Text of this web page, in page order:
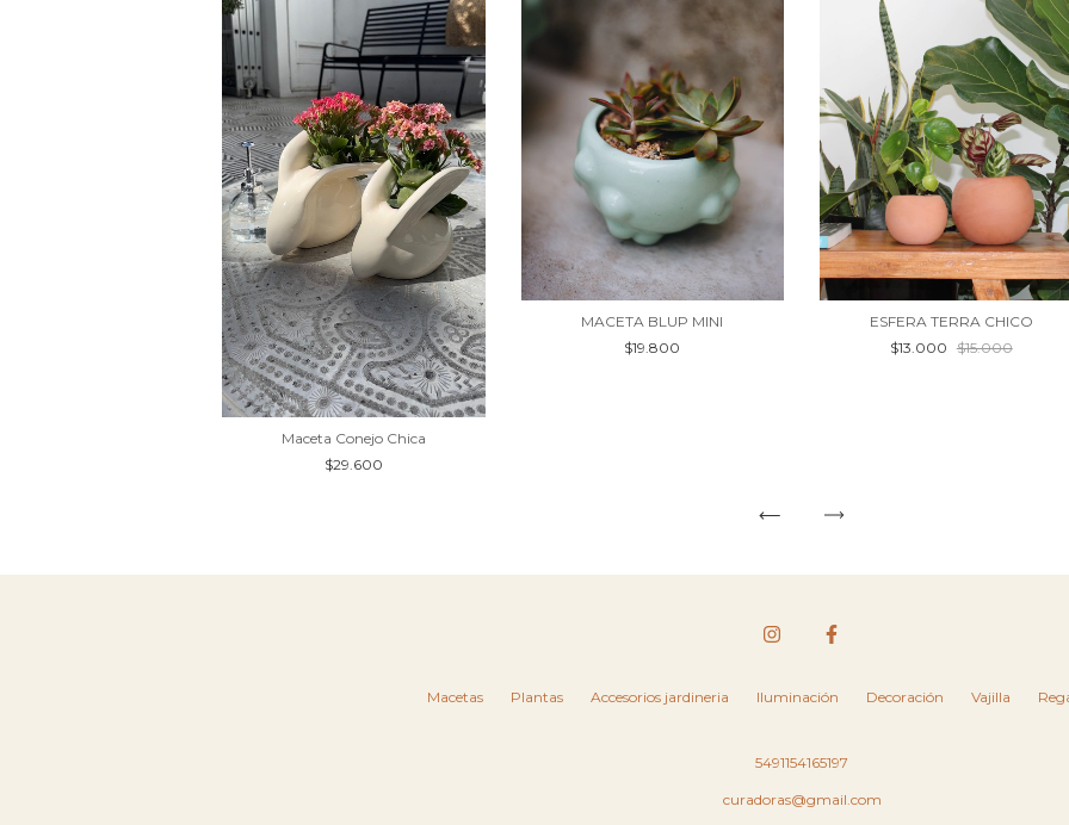
Maceta Conejo Chica
$29.600
MACETA BLUP MINI
$19.800
ESFERA TERRA CHICO
$13.000 $15.000
Macetas Plantas Accesorios jardineria Iluminación Decoración Vajilla
5491154165197
curadoras@gmail.com